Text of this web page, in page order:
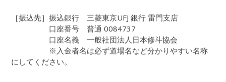
［振込先］振込銀行 三菱東京UFJ 銀行 雷門支店
口座番号 普通 0084737
口座名義 一般社団法人日本修斗協会
※入金者名は必ず道場名など分かりやすい名称
にしてください。